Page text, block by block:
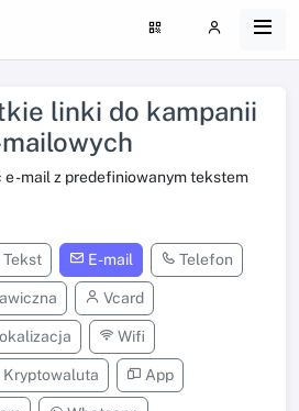
linki do kampanii
-mail z predefiniowanym tekstem
Tekst E-mail Telefon
Vcard
Wifi
Kryptowaluta App